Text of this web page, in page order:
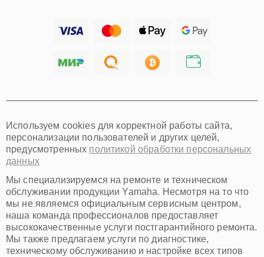
Хабаровск
Омск
Красноярск
Пермь
Ульяновск
Киров
Архангельск
Астрахань
Белгород
Благовещенск
Брянск
Владивосток
Используем cookies для корректной работы сайта,
персонализации пользователей и других целей,
предусмотренных политикой обработки персональных
данных
Мы специализируемся на ремонте и техническом
обслуживании продукции Yamaha. Несмотря на то что
мы не являемся официальным сервисным центром,
наша команда профессионалов предоставляет
высококачественные услуги постгарантийного ремонта.
Мы также предлагаем услуги по диагностике,
техническому обслуживанию и настройке всех типов